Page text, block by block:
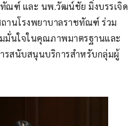
ทัณฑ์ และ นพ.วัฒน์ชัย มิ่งบรรเจิด
านโรงพยาบาลราชทัณฑ์ ร่วม
มั่นใจในคุณภาพมาตรฐานและ
รสนับสนุนบริการสำหรับกลุ่มผู้